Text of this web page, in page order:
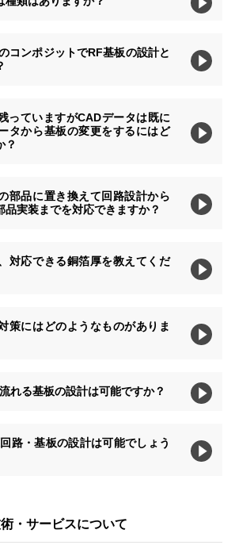
コンポジットでRF基板の設計と
っていますがCADデータは既に
タから基板の変更をするにはど
？
部品に置き換えて回路設計から
品実装までを対応できますか？
対応できる銅箔厚を教えてくだ
策にはどのようなものがありま
れる基板の設計は可能ですか？
路・基板の設計は可能でしょう
・サービスについて